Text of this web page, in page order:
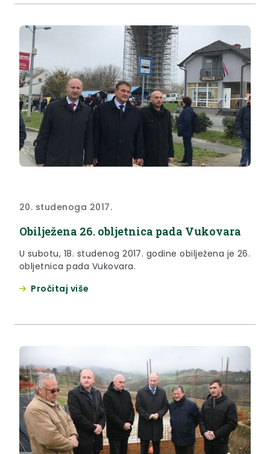
20. studenoga 2017.
Obilježena 26. obljetnica pada Vukovara
U subotu, 18. studenog 2017. godine obilježena je 26.
obljetnica pada Vukovara.
Pročitaj više